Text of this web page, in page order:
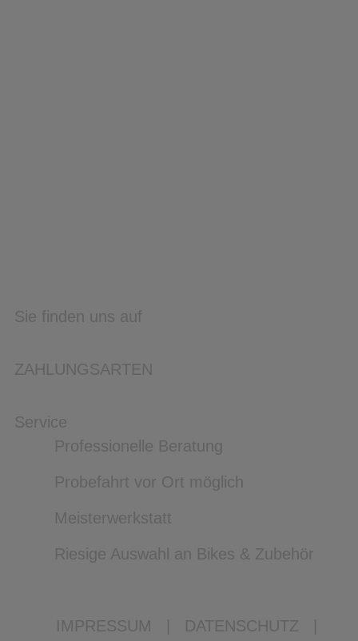
Sie finden uns auf
ZAHLUNGSARTEN
Service
Professionelle Beratung
Probefahrt vor Ort möglich
Meisterwerkstatt
Riesige Auswahl an Bikes & Zubehör
IMPRESSUM DATENSCHUTZ